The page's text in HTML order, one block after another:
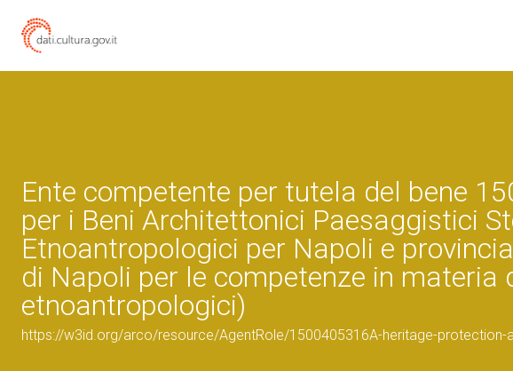
Ente competente per tutela del bene
per i Beni Architettonici Paesaggistici
Etnoantropologici per Napoli e
di Napoli per le competenze in
etnoantropologici)
https://w3id.org/arco/resource/AgentRole/1500405316A-heritage-protection-